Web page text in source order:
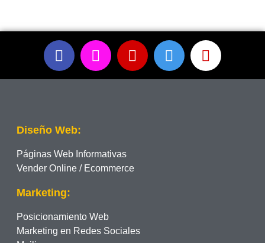
Diseño Web:
Páginas Web Informativas
Vender Online / Ecommerce
Marketing:
Posicionamiento Web
Marketing en Redes Sociales